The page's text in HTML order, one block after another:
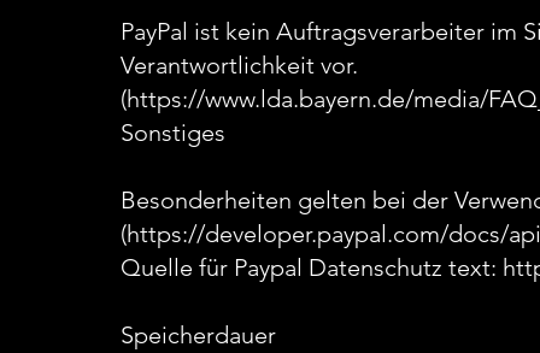
PayPal ist kein Auftragsverarbeiter im
Verantwortlichkeit vor.
(https://www.lda.bayern.de/media/
Sonstiges
Besonderheiten gelten bei der
(https://developer.paypal.com/docs/
Quelle für Paypal Datenschutz text:
Speicherdauer